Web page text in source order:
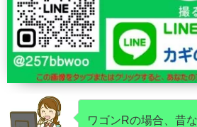
ワゴンRの場合、昔